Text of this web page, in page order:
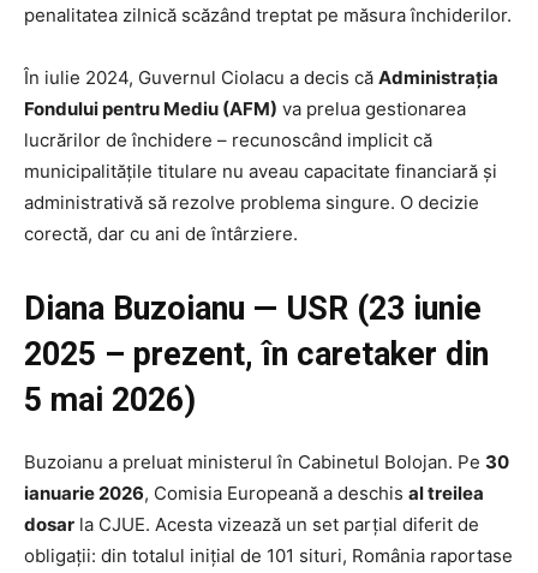
penalitatea zilnică scăzând treptat pe măsura închiderilor.
În iulie 2024, Guvernul Ciolacu a decis că Administrația
Fondului pentru Mediu (AFM) va prelua gestionarea
lucrărilor de închidere – recunoscând implicit că
municipalitățile titulare nu aveau capacitate financiară și
administrativă să rezolve problema singure. O decizie
corectă, dar cu ani de întârziere.
Diana Buzoianu — USR (23 iunie
2025 – prezent, în caretaker din
5 mai 2026)
Buzoianu a preluat ministerul în Cabinetul Bolojan. Pe 30
ianuarie 2026, Comisia Europeană a deschis al treilea
dosar la CJUE. Acesta vizează un set parțial diferit de
obligații: din totalul inițial de 101 situri, România raportase